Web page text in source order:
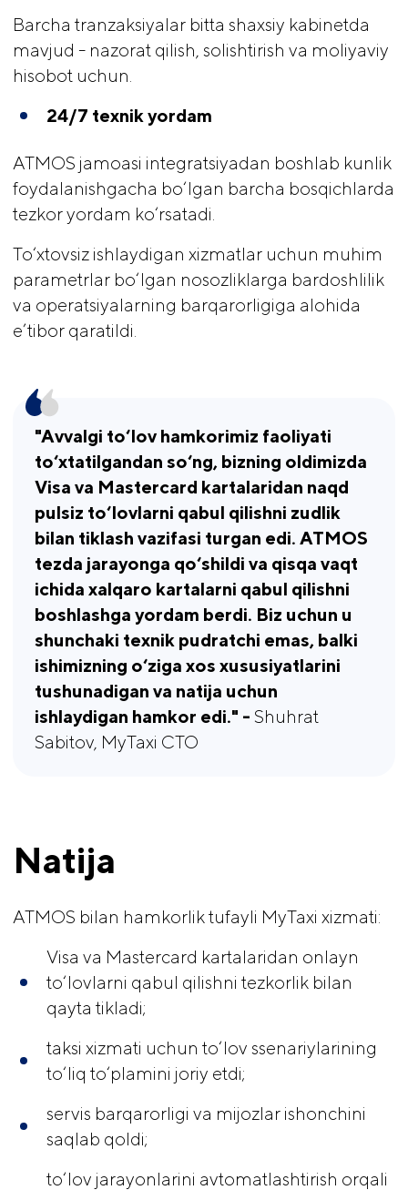
Barcha tranzaksiyalar bitta shaxsiy kabinetda
mavjud - nazorat qilish, solishtirish va moliyaviy
hisobot uchun.
24/7 texnik yordam
ATMOS jamoasi integratsiyadan boshlab kunlik
foydalanishgacha bo‘lgan barcha bosqichlarda
tezkor yordam ko‘rsatadi.
To‘xtovsiz ishlaydigan xizmatlar uchun muhim
parametrlar bo‘lgan nosozliklarga bardoshlilik
va operatsiyalarning barqarorligiga alohida
e’tibor qaratildi.
"Avvalgi to‘lov hamkorimiz faoliyati
to‘xtatilgandan so‘ng, bizning oldimizda
Visa va Mastercard kartalaridan naqd
pulsiz to‘lovlarni qabul qilishni zudlik
bilan tiklash vazifasi turgan edi. ATMOS
tezda jarayonga qo‘shildi va qisqa vaqt
ichida xalqaro kartalarni qabul qilishni
boshlashga yordam berdi. Biz uchun u
shunchaki texnik pudratchi emas, balki
ishimizning o‘ziga xos xususiyatlarini
tushunadigan va natija uchun
ishlaydigan hamkor edi." - Shuhrat
Sabitov, MyTaxi CTO
Natija
ATMOS bilan hamkorlik tufayli MyTaxi xizmati:
Visa va Mastercard kartalaridan onlayn
to‘lovlarni qabul qilishni tezkorlik bilan
qayta tikladi;
taksi xizmati uchun to‘lov ssenariylarining
to‘liq to‘plamini joriy etdi;
servis barqarorligi va mijozlar ishonchini
saqlab qoldi;
to‘lov jarayonlarini avtomatlashtirish orqali